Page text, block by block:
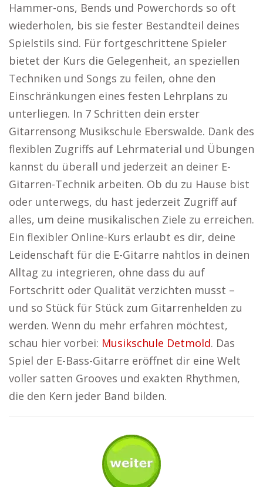
Hammer-ons, Bends und Powerchords so oft
wiederholen, bis sie fester Bestandteil deines
Spielstils sind. Für fortgeschrittene Spieler
bietet der Kurs die Gelegenheit, an speziellen
Techniken und Songs zu feilen, ohne den
Einschränkungen eines festen Lehrplans zu
unterliegen. In 7 Schritten dein erster
Gitarrensong Musikschule Eberswalde. Dank des
flexiblen Zugriffs auf Lehrmaterial und Übungen
kannst du überall und jederzeit an deiner E-
Gitarren-Technik arbeiten. Ob du zu Hause bist
oder unterwegs, du hast jederzeit Zugriff auf
alles, um deine musikalischen Ziele zu erreichen.
Ein flexibler Online-Kurs erlaubt es dir, deine
Leidenschaft für die E-Gitarre nahtlos in deinen
Alltag zu integrieren, ohne dass du auf
Fortschritt oder Qualität verzichten musst –
und so Stück für Stück zum Gitarrenhelden zu
werden. Wenn du mehr erfahren möchtest,
schau hier vorbei: Musikschule Detmold. Das
Spiel der E-Bass-Gitarre eröffnet dir eine Welt
voller satten Grooves und exakten Rhythmen,
die den Kern jeder Band bilden.